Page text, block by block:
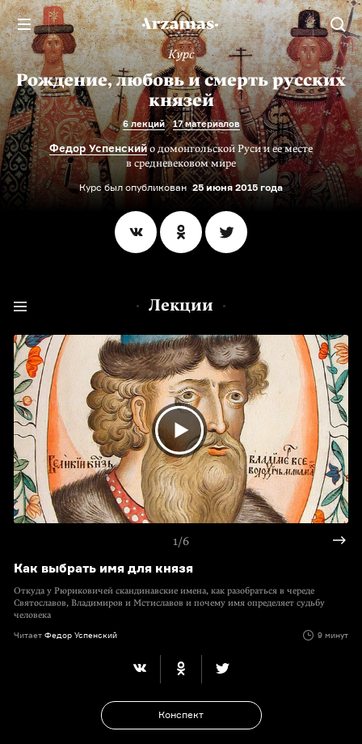
Курс
Рождение, любовь и смерть русских
князей
6 лекций 17 материалов
Федор Успенскийо домонгольской Руси и ее месте
в средневековом мире
Курс был опубликован 25 июня 2015 года
Лекции
1/6
Как выбрать имя для князя
Откуда у Рюриковичей скандинавские имена, как разобраться в череде
Святославов, Владимиров и Мстиславов и почему имя определяет судьбу
человека
Читает Федор Успенский 9 минут
Конспект